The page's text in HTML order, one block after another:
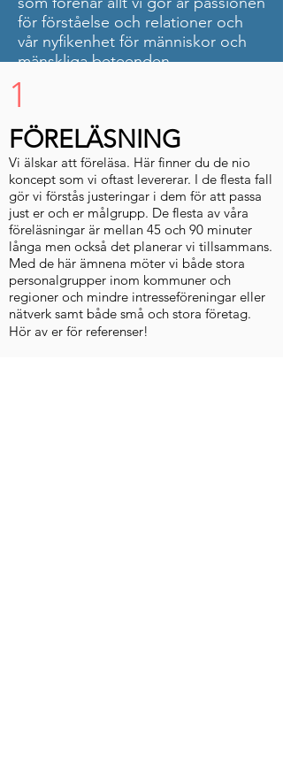
för förståelse och relationer och
vår nyfikenhet för människor och
mänskliga beteenden.
FÖRELÄSNING
Vi älskar att föreläsa. Här finner du de nio
koncept som vi oftast levererar. I de flesta fall
gör vi förstås justeringar i dem för att passa
just er och er målgrupp. De flesta av våra
föreläsningar är mellan 45 och 90 minuter
långa men också det planerar vi tillsammans.
Med de här ämnena möter vi både stora
personalgrupper inom kommuner och
regioner och mindre intresseföreningar eller
nätverk samt både små och stora företag.
Hör av er för referenser!
1